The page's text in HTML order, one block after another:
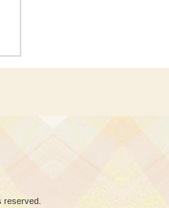
reserved.